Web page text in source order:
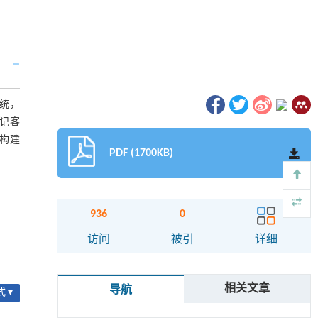
，
客
建
▾
PDF (1700KB)
936
访问
0
被引 详细
导航 相关文章